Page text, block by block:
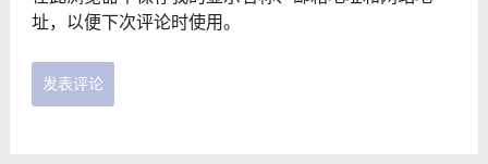
址，以便下次评论时使用。